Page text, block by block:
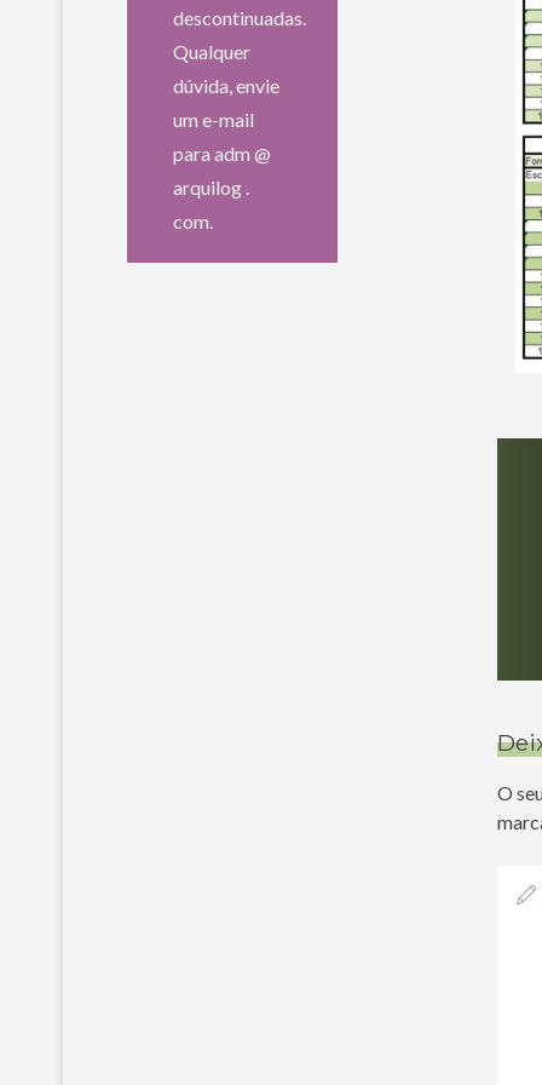
O
descontinuadas.
Qualquer
dúvida, envie
um e-mail
para adm @
arquilog .
com.